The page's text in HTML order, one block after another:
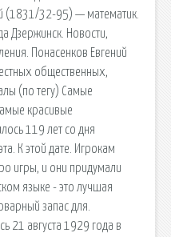
(1831/32-95) — математик.
Дзержинск. Новости,
Понасенков Евгений
общественных,
(по тегу) Самые
красивые
119 лет со дня
К этой дате. Игрокам
игры, и они придумали
языке - это лучшая
запас для.
21 августа 1929 года в